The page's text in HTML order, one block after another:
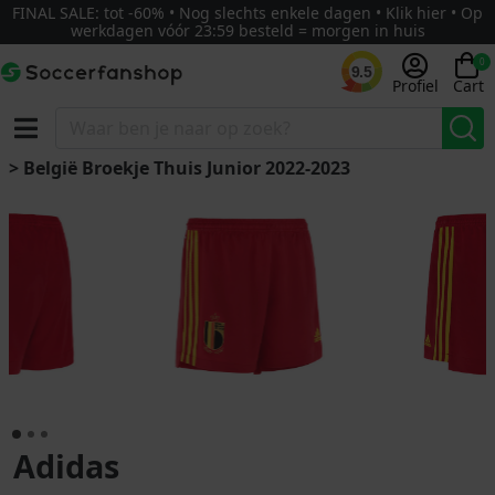
FINAL SALE: tot -60% • Nog slechts enkele dagen • Klik hier • Op
werkdagen vóór 23:59 besteld = morgen in huis
9.5
Profiel
0
Cart
> België Broekje Thuis Junior 2022-2023
Adidas